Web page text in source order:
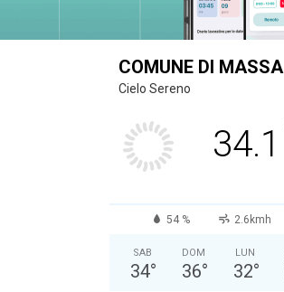
COMUNE DI MASSA
Cielo Sereno
34.1
54 % 2.6kmh
SAB
34°
DOM
36°
LUN
32°